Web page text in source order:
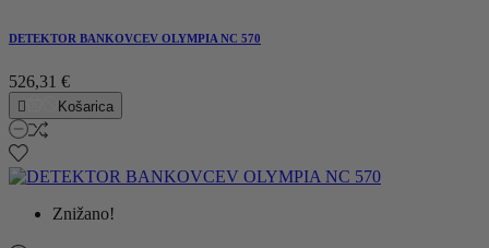
DETEKTOR BANKOVCEV OLYMPIA NC 570
526,31 €
 Košarica
Znižano!